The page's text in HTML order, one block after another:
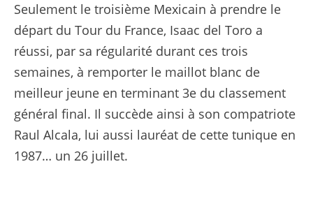
Seulement le troisième Mexicain à prendre le
départ du Tour du France, Isaac del Toro a
réussi, par sa régularité durant ces trois
semaines, à remporter le maillot blanc de
meilleur jeune en terminant 3e du classement
général final. Il succède ainsi à son compatriote
Raul Alcala, lui aussi lauréat de cette tunique en
1987… un 26 juillet.